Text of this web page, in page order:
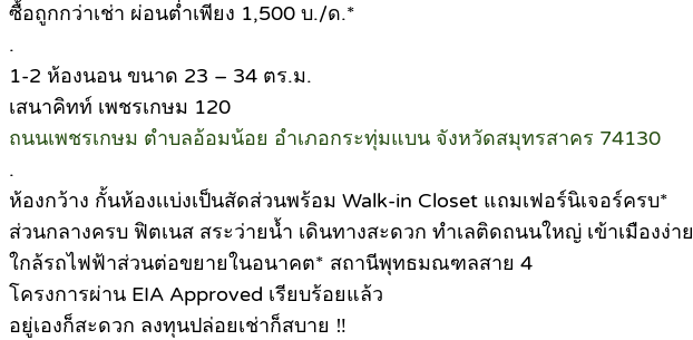
ซื้อถูกกว่าเช่า ผ่อนต่ำเพียง 1,500 บ./ด.*
.
1-2 ห้องนอน ขนาด 23 – 34 ตร.ม.
เสนาคิทท์ เพชรเกษม 120
ถนนเพชรเกษม ตำบลอ้อมน้อย อำเภอกระทุ่มแบน จังหวัดสมุทรสาคร 74130
.
ห้องกว้าง กั้นห้องเเบ่งเป็นสัดส่วนพร้อม Walk-in Closet แถมเฟอร์นิเจอร์ครบ*
ส่วนกลางครบ ฟิตเนส สระว่ายน้ำ เดินทางสะดวก ทำเลติดถนนใหญ่ เข้าเมืองง่าย
ใกล้รถไฟฟ้าส่วนต่อขยายในอนาคต* สถานีพุทธมณฑลสาย 4
โครงการผ่าน EIA Approved เรียบร้อยแล้ว
อยู่เองก็สะดวก ลงทุนปล่อยเช่าก็สบาย ‼